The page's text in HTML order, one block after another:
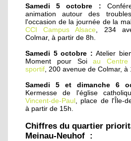
L'AS Corona Boxe
continue de grandir
30 septembre 2019
Tir sportif : le RCS
présente ses nouvelles
cibles électroniques
27 septembre 2019
Chicago à la Meinau
Samedi 5 octobre :
animation autour des
l'occasion de la journée de la
CCI Campus Alsace, 234
Colmar, à partir de 8h.
Samedi 5 octobre : Atelier
Moment pour Soiau Centre
sportif, 200 avenue de Colmar, à
Samedi 5 et dimanche 6
Kermesse de l'église
Vincent-de-Paul , place de l'Île-
à partir de 15h.
Chiffres du quartier
Meinau-Neuhof :